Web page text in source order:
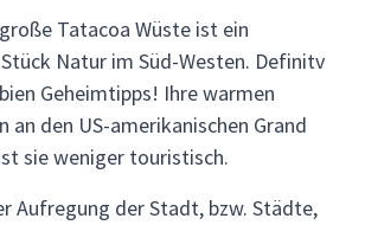
Tatacoa Wüste ist ein
Natur im Süd-Westen. Definitv
Geheimtipps! Ihre warmen
an den US-amerikanischen Grand
sie weniger touristisch.
Aufregung der Stadt, bzw. Städte,